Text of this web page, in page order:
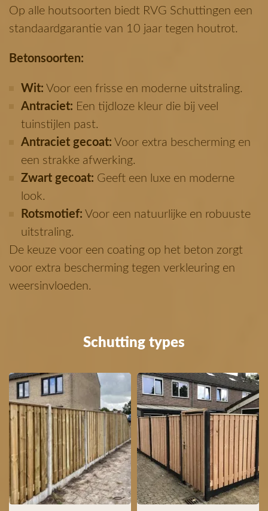
Op alle houtsoorten biedt RVG Schuttingen een
standaardgarantie van 10 jaar tegen houtrot.
Betonsoorten:
Wit: Voor een frisse en moderne uitstraling.
Antraciet: Een tijdloze kleur die bij veel
tuinstijlen past.
Antraciet gecoat: Voor extra bescherming en
een strakke afwerking.
Zwart gecoat: Geeft een luxe en moderne
look.
Rotsmotief: Voor een natuurlijke en robuuste
uitstraling.
De keuze voor een coating op het beton zorgt
voor extra bescherming tegen verkleuring en
weersinvloeden.
Schutting types